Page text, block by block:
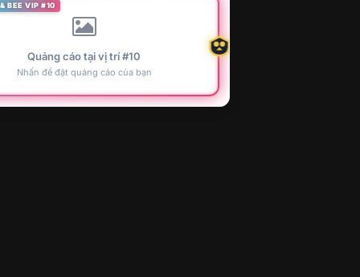
BEE VIP #10
Quảng cáo tại vị trí #10
Nhấn để đặt quảng cáo của bạn